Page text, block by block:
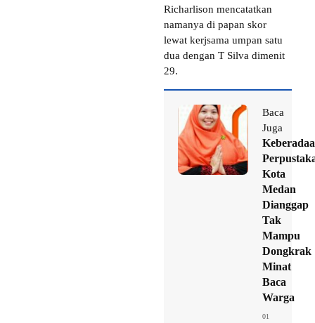
Richarlison mencatatkan
namanya di papan skor
lewat kerjsama umpan satu
dua dengan T Silva dimenit
29.
Baca
Juga
Kota
Medan
Dianggap
Tak
Mampu
Dongkrak
Minat
Baca
Warga
01